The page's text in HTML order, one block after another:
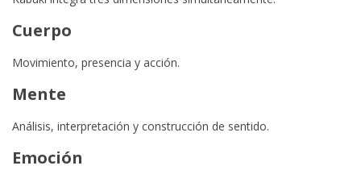
Cuerpo
Movimiento, presencia y acción.
Mente
Análisis, interpretación y construcción de sentido.
Emoción